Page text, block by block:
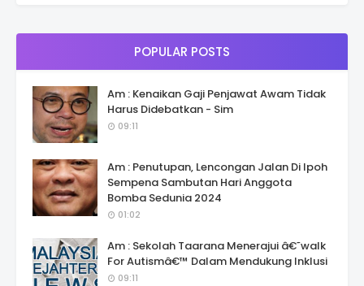
POPULAR POSTS
Am : Kenaikan Gaji Penjawat Awam Tidak
Harus Didebatkan - Sim
09:11
Am : Penutupan, Lencongan Jalan Di Ipoh
Sempena Sambutan Hari Anggota
Bomba Sedunia 2024
01:02
Am : Sekolah Taarana Menerajui â€˜walk
For Autismâ€™ Dalam Mendukung Inklusi
09:11